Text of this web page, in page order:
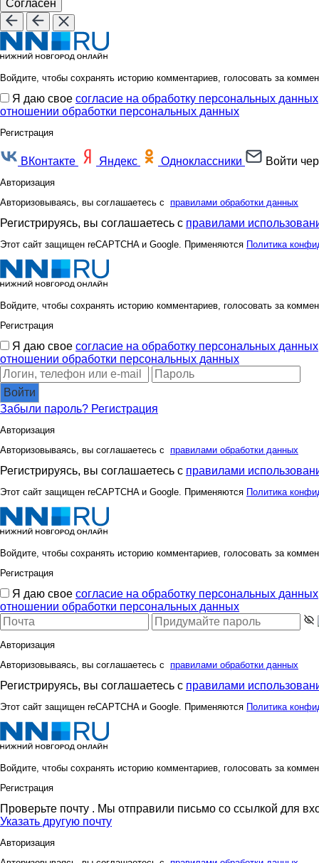
Согласен
Войдите, чтобы сохранять историю комментариев, голосовать за
Я даю свое согласие на обработку персональных данных
отношении обработки персональных данных
Регистрация
ВКонтакте Яндекс Одноклассники Войти
Авторизация
Авторизовываясь, вы соглашаетесь с правилами обработки данных
Регистрируясь, вы соглашаетесь с правилами
Этот сайт защищен reCAPTCHA и Google. Применяются Политика
Войдите, чтобы сохранять историю комментариев, голосовать за
Регистрация
Я даю свое согласие на обработку персональных данных
отношении обработки персональных данных
Войти
Забыли пароль? Регистрация
Авторизация
Авторизовываясь, вы соглашаетесь с правилами обработки данных
Регистрируясь, вы соглашаетесь с правилами
Этот сайт защищен reCAPTCHA и Google. Применяются Политика
Войдите, чтобы сохранять историю комментариев, голосовать за
Регистрация
Я даю свое согласие на обработку персональных данных
отношении обработки персональных данных
Авторизация
Авторизовываясь, вы соглашаетесь с правилами обработки данных
Регистрируясь, вы соглашаетесь с правилами
Этот сайт защищен reCAPTCHA и Google. Применяются Политика
Войдите, чтобы сохранять историю комментариев, голосовать за
Регистрация
Проверьте почту . Мы отправили письмо со ссылкой для
Указать другую почту
Авторизация